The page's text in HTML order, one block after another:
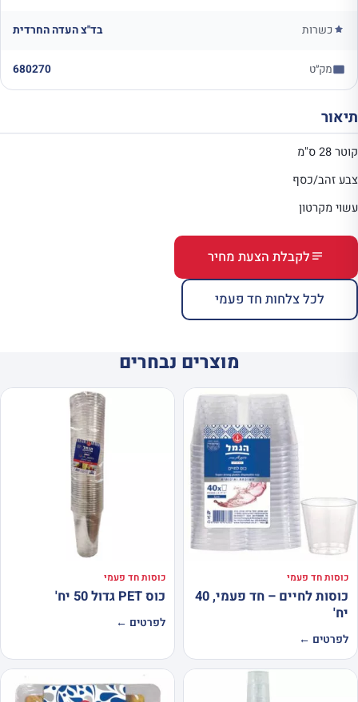
כשרות בד"צ העדה החרדית
מק״ט 680270
תיאור
קוטר 28 ס"מ
צבע זהב/כסף
עשוי מקרטון
לקבלת הצעת מחיר
לכל צלחות חד פעמי
מוצרים נבחרים
כוסות חד פעמי
כוסות לחיים – חד פעמי, 40
יח'
לפרטים ←
כוסות חד פעמי
כוס PET גדול 50 יח'
לפרטים ←